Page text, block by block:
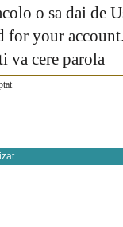
o sa dai de
for your
va cere parola